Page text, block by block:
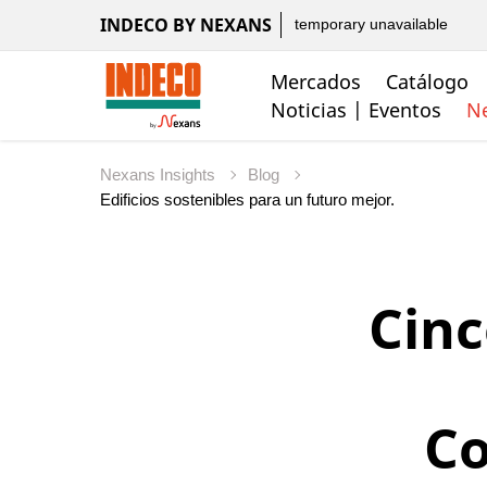
INDECO BY NEXANS temporary unavailable
Mercados
Catálogo
Noticias | Eventos
Nexans Insights Blog